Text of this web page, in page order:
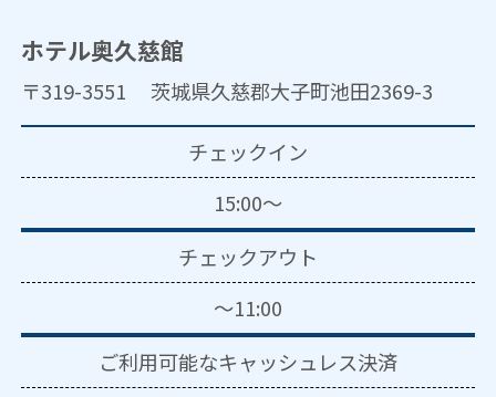
ホテル奥久慈館
〒319-3551 茨城県久慈郡大子町池田2369-3
チェックイン
15:00～
チェックアウト
～11:00
ご利用可能なキャッシュレス決済